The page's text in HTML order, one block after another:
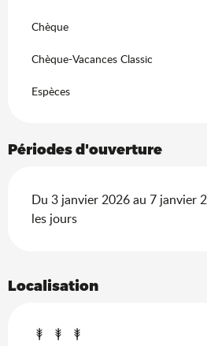
Chèque
Chèque-Vacances Classic
Espèces
Périodes d'ouverture
Du 3 janvier 2026 au 7 janvier
les jours
Localisation